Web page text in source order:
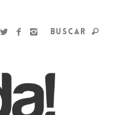
BUSCAR